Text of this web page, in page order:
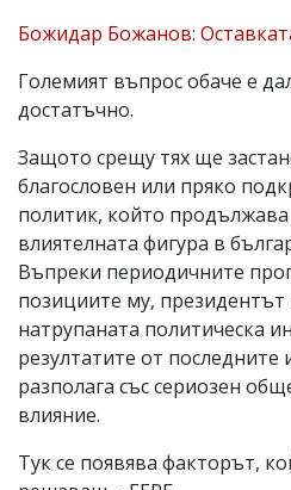
Божидар Божанов:
Големият въпрос обаче е
достатъчно.
Защото срещу тях ще
благословен или пряко
политик, който
влиятелната фигура в
Въпреки периодичните
позициите му, президентът
натрупаната политическа
резултатите от последните
разполага със сериозен
влияние.
Тук се появява факторът,